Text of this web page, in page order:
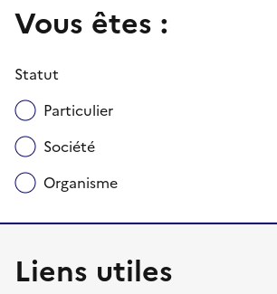
Vous êtes :
Statut
Particulier
Société
Organisme
Liens utiles